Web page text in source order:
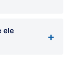
ele